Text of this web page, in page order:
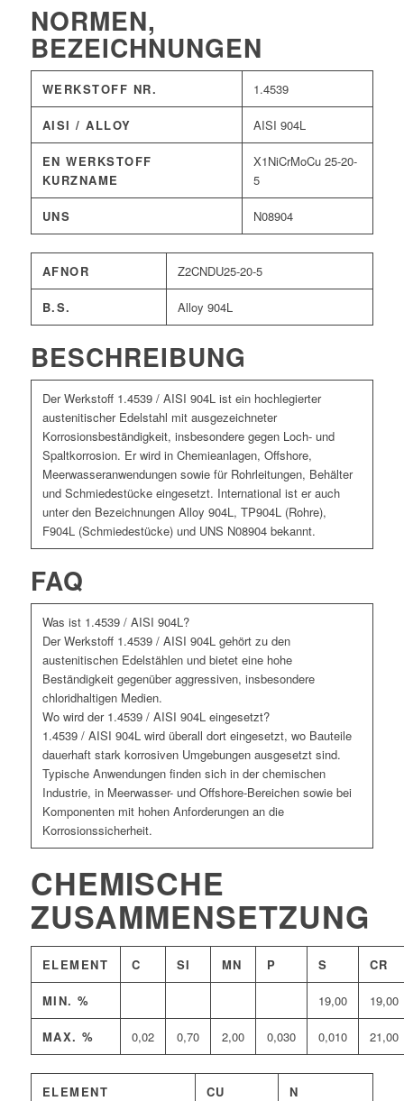
NORMEN,
BEZEICHNUNGEN
WERKSTOFF NR. 1.4539
AISI / ALLOY AISI 904L
EN WERKSTOFF
KURZNAME
X1NiCrMoCu 25-20-
5
UNS N08904
AFNOR Z2CNDU25-20-5
B.S. Alloy 904L
BESCHREIBUNG
Der Werkstoff 1.4539 / AISI 904L ist ein hochlegierter
austenitischer Edelstahl mit ausgezeichneter
Korrosionsbeständigkeit, insbesondere gegen Loch- und
Spaltkorrosion. Er wird in Chemieanlagen, Offshore,
Meerwasseranwendungen sowie für Rohrleitungen, Behälter
und Schmiedestücke eingesetzt. International ist er auch
unter den Bezeichnungen Alloy 904L, TP904L (Rohre),
F904L (Schmiedestücke) und UNS N08904 bekannt.
FAQ
Was ist 1.4539 / AISI 904L?
Der Werkstoff 1.4539 / AISI 904L gehört zu den
austenitischen Edelstählen und bietet eine hohe
Beständigkeit gegenüber aggressiven, insbesondere
chloridhaltigen Medien.
Wo wird der 1.4539 / AISI 904L eingesetzt?
1.4539 / AISI 904L wird überall dort eingesetzt, wo Bauteile
dauerhaft stark korrosiven Umgebungen ausgesetzt sind.
Typische Anwendungen finden sich in der chemischen
Industrie, in Meerwasser- und Offshore-Bereichen sowie bei
Komponenten mit hohen Anforderungen an die
Korrosionssicherheit.
CHEMISCHE
ZUSAMMENSETZUNG
ELEMENT C SI MN P S CR
MIN. % 19,00 19,00
MAX. % 0,02 0,70 2,00 0,030 0,010 21,00
ELEMENT CU N